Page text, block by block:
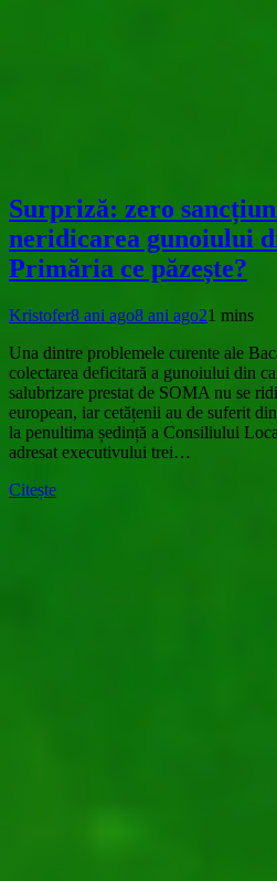
Surpriză: zero
neridicarea gunoiului
Primăria ce păzește?
Kristofer8 ani ago8 ani ago21 mins
Una dintre problemele curente ale
colectarea deficitară a gunoiului din
salubrizare prestat de SOMA nu se
european, iar cetățenii au de suferit
la penultima ședință a Consiliului
adresat executivului trei…
Citește